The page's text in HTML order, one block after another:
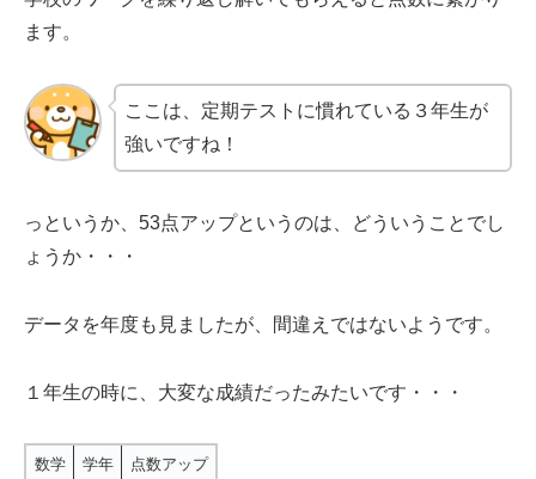
ます。
ここは、定期テストに慣れている３年生が
強いですね！
っというか、53点アップというのは、どういうことでし
ょうか・・・
データを年度も見ましたが、間違えではないようです。
１年生の時に、大変な成績だったみたいです・・・
数学 学年 点数アップ